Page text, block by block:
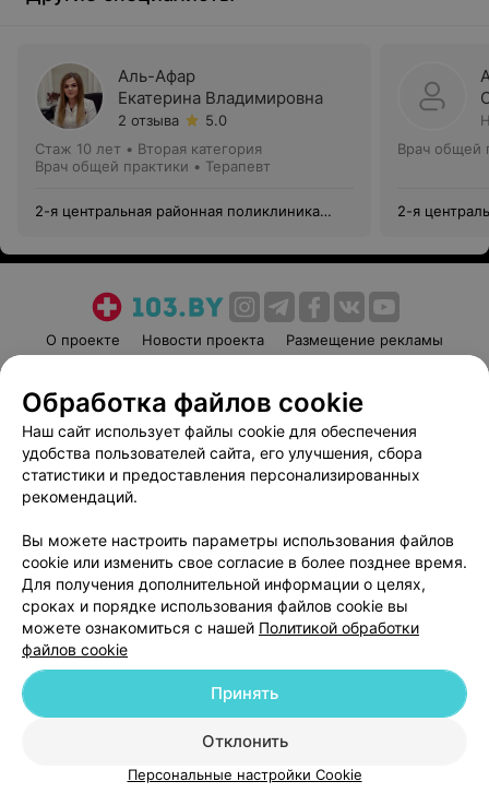
Аль-Афар
Екатерина Владимировна
2 отзыва
5.0
Стаж 10 лет • Вторая категория
Врач общей практики • Терапевт
2-я центральная районная поликлиника
Врач общей
2-я
О проекте Новости проекта
Размещение рекламы
Пользовательское соглашение
Способы оплаты
Вакансии
Партнеры
Написать руководителю 103.by
Обработка персональных данных
© 2026 ООО «Артокс Лаб», УНП 191700409
| 220012, Республика Беларусь,
Служба поддержки +375 291212755
Обработка файлов cookie
Наш сайт использует файлы cookie для обеспечения
удобства пользователей сайта, его улучшения, сбора
статистики и предоставления персонализированных
рекомендаций.
Вы можете настроить параметры использования файлов
cookie или изменить свое согласие в более позднее время.
Для получения дополнительной информации о целях,
сроках и порядке использования файлов cookie вы
можете ознакомиться с нашей Политикой обработки
файлов cookie
Отклонить
Принять
Персональные настройки Cookie